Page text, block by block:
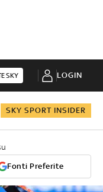
SKY LOGIN
SKY SPORT INSIDER
Fonti Preferite